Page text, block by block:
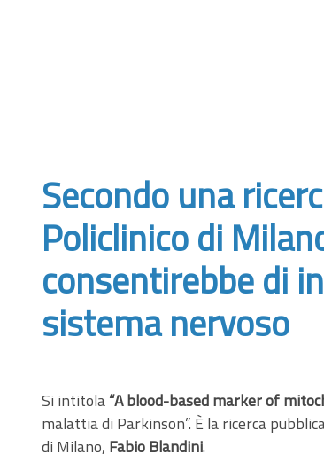
Secondo una
Policlinico di
consentirebbe di
sistema nervoso
Si intitola“A blood-based marker of
malattia di Parkinson”. È la ricerca
di Milano, Fabio Blandini.